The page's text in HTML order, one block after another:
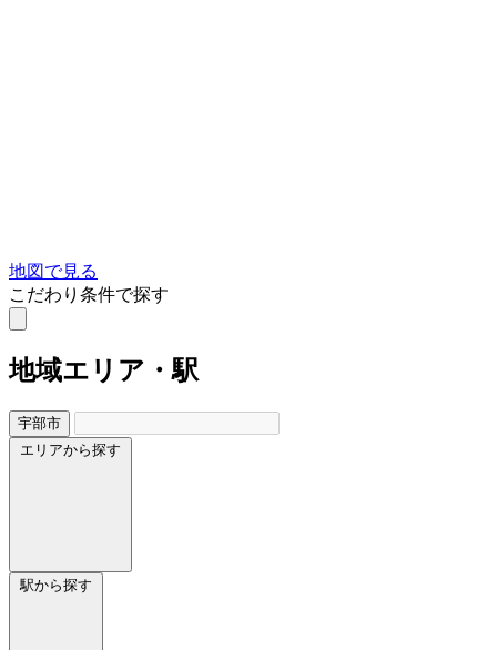
地図で見る
こだわり条件で探す
地域エリア・駅
宇部市
エリアから探す
駅から探す